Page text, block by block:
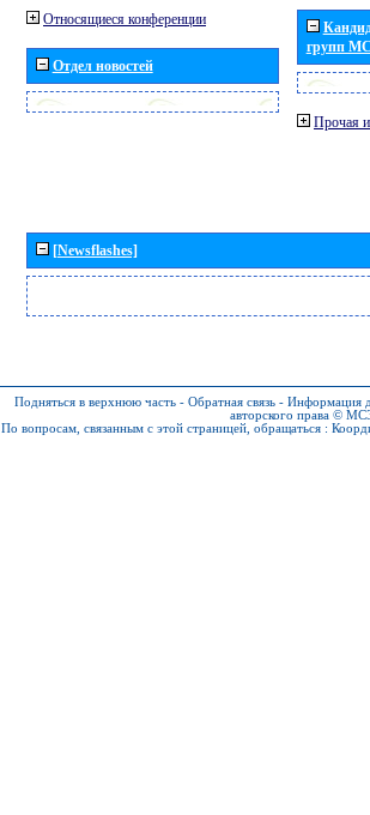
Относящиеся конференции
Отдел новостей
групп
Прочая
[Newsflashes]
Подняться в верхнюю часть - Обратная связь - Информация
авторского права ©
По вопросам, связанным с этой страницей, обращаться :